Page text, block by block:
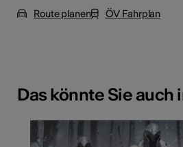
Route planen
ÖV Fahrplan
Das könnte Sie